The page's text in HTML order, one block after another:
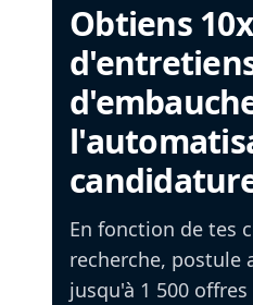
Obtiens
En fonction de tes
recherche, postule
jusqu'à 1 500